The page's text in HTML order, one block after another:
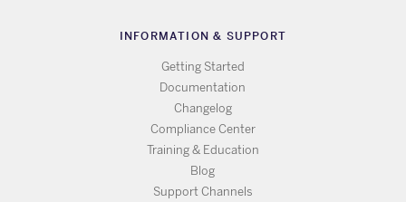
INFORMATION & SUPPORT
Getting Started
Documentation
Changelog
Compliance Center
Training & Education
Blog
Support Channels